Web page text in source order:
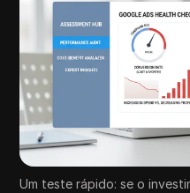
Um teste rápido: se o